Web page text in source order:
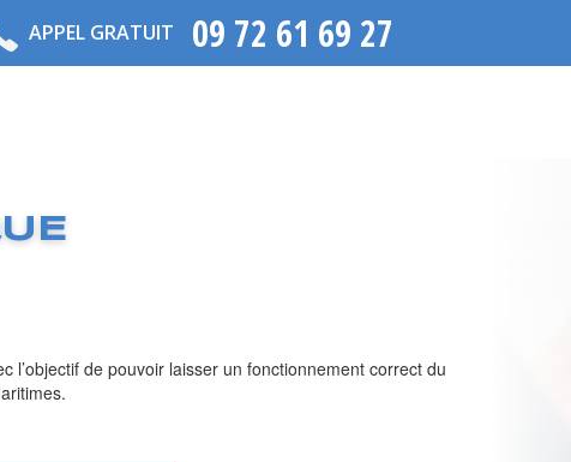
APPEL GRATUIT 09 72 61 69 27
l’objectif de pouvoir laisser un fonctionnement correct du